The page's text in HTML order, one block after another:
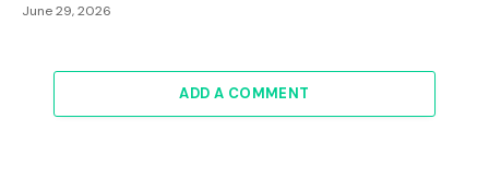
June 29, 2026
ADD A COMMENT